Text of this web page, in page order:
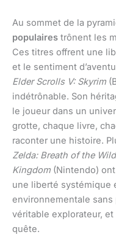
Au sommet de la
populaires trônent les
Ces titres offrent une
et le sentiment
Elder Scrolls V: Skyrim
indétrônable. Son
le joueur dans un
grotte, chaque livre,
raconter une histoire.
Zelda: Breath of the Wild
Kingdom (Nintendo)
une liberté systémique
environnementale
véritable explorateur,
quête.